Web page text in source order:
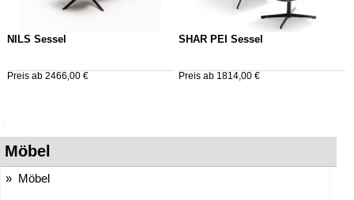
NILS Sessel
Preis ab 2466,00 €
SHAR PEI Sessel
Preis ab 1814,00 €
Möbel
» Möbel